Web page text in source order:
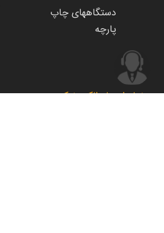
دستگاههای چاپ
پارچه
نماد اعتماد الکترونیک